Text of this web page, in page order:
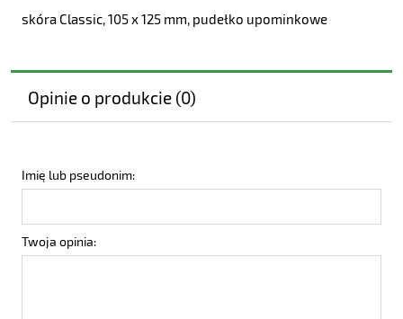
skóra Classic, 105 x 125 mm, pudełko upominkowe
Opinie o produkcie (0)
Imię lub pseudonim:
Twoja opinia: